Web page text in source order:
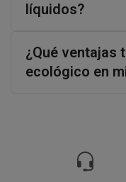
líquidos?
¿Qué ventajas
ecológico en